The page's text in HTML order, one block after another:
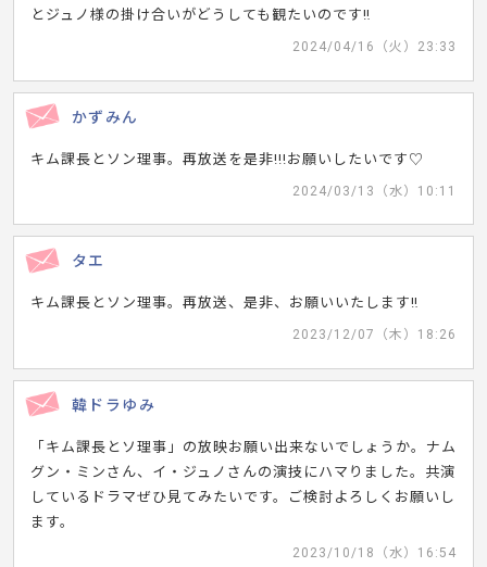
とジュノ様の掛け合いがどうしても観たいのです‼️
2024/04/16（火）23:33
かずみん
キム課長とソン理事。再放送を是非!!!お願いしたいです♡
2024/03/13（水）10:11
タエ
キム課長とソン理事。再放送、是非、お願いいたします‼️
2023/12/07（木）18:26
韓ドラゆみ
「キム課長とソ理事」の放映お願い出来ないでしょうか。ナム
グン・ミンさん、イ・ジュノさんの演技にハマりました。共演
しているドラマぜひ見てみたいです。ご検討よろしくお願いし
ます。
2023/10/18（水）16:54